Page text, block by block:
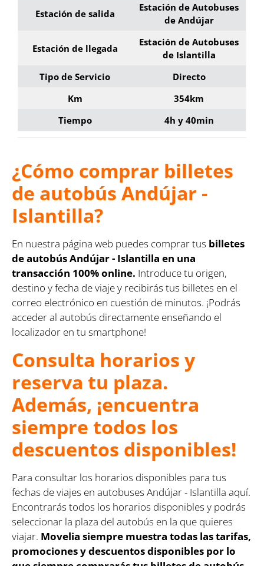
Estación de salida
Estación de Autobuses
de Andújar
Estación de llegada
Estación de Autobuses
de Islantilla
Tipo de Servicio
Directo
Km
354km
Tiempo
4h y 40min
¿Cómo comprar billetes
de autobús Andújar -
Islantilla?
En nuestra página web puedes comprar tus billetes
de autobús Andújar - Islantilla en una
transacción 100% online. Introduce tu origen,
destino y fecha de viaje y recibirás tus billetes en el
correo electrónico en cuestión de minutos. ¡Podrás
acceder al autobús directamente enseñando el
localizador en tu smartphone!
Consulta horarios y
reserva tu plaza.
Además, ¡encuentra
siempre todos los
descuentos disponibles!
Para consultar los horarios disponibles para tus
fechas de viajes en autobuses Andújar - Islantilla aquí.
Encontrarás todos los horarios disponibles y podrás
seleccionar la plaza del autobús en la que quieres
viajar. Movelia siempre muestra todas las tarifas,
promociones y descuentos disponibles por lo